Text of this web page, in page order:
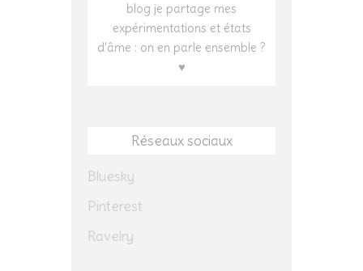
blog je partage mes
expérimentations et états
d'âme : on en parle ensemble ?
♥
Réseaux sociaux
Bluesky
Pinterest
Ravelry